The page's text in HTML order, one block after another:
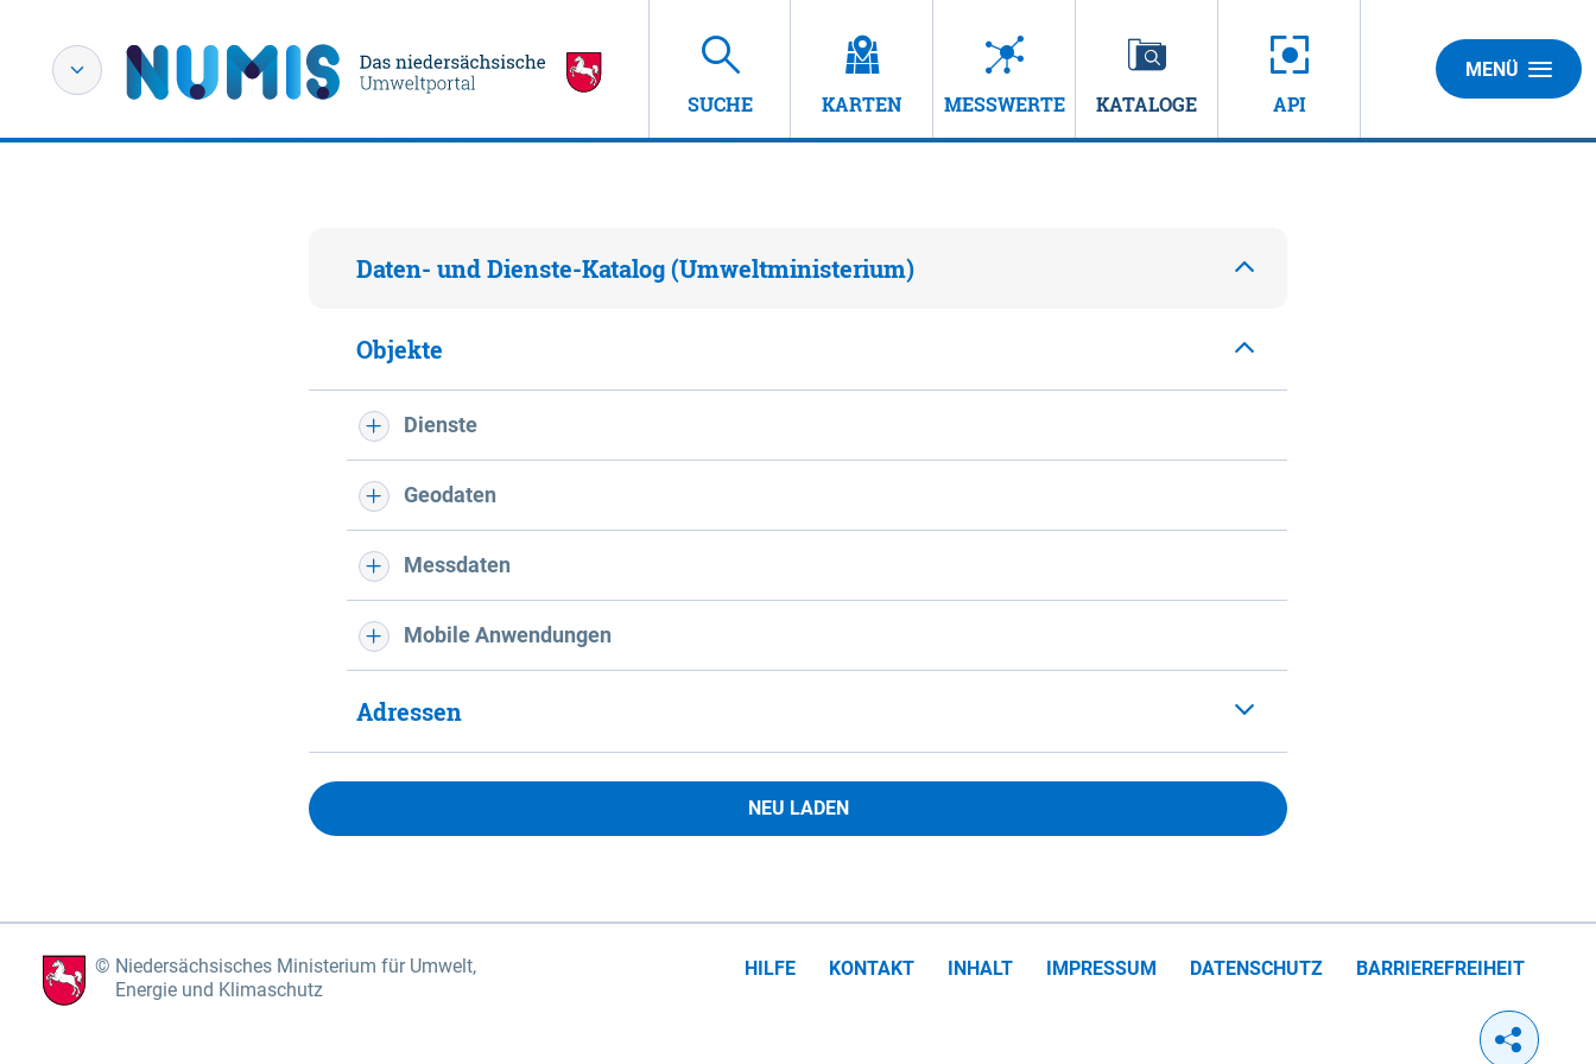
SUCHE KARTEN MESSWERTE KATALOGE API
MENÜ
Daten- und Dienste-Katalog (Umweltministerium)
Objekte
Dienste
Geodaten
Messdaten
Mobile Anwendungen
Adressen
NEU LADEN
Niedersächsisches Ministerium für Umwelt,
Energie und Klimaschutz
HILFE KONTAKT INHALT IMPRESSUM DATENSCHUTZ BARRIEREFREIHEIT